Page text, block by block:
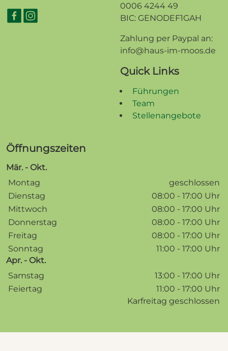
0006 4244 49
BIC: GENODEF1GAH
Zahlung per Paypal an:
info@haus-im-moos.de
Quick Links
Führungen
Team
Stellenangebote
Öffnungszeiten
Mär. - Okt.
Wochentage / Monate
Öffnungszeiten / Hinweise
Montag
geschlossen
Dienstag
08:00 - 17:00 Uhr
Mittwoch
08:00 - 17:00 Uhr
Donnerstag
08:00 - 17:00 Uhr
Freitag
08:00 - 17:00 Uhr
Sonntag
11:00 - 17:00 Uhr
Apr. - Okt.
Wochentage / Monate
Öffnungszeiten / Hinweise
Samstag
13:00 - 17:00 Uhr
Feiertag
11:00 - 17:00 Uhr
Karfreitag geschlossen